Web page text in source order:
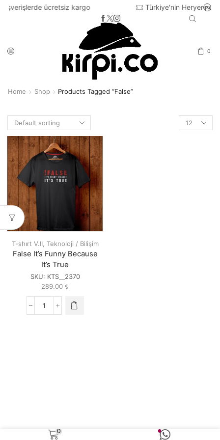
kargo Türkiye'nin Heryerine 2-3 iş günü
0
Home Shop Products Tagged “false”
Products
per
T-shırt V.II, Teknoloji / Bilişim
False It’s Funny Because
It’s True
SKU: KTS__2370
289.00 ₺
False
0